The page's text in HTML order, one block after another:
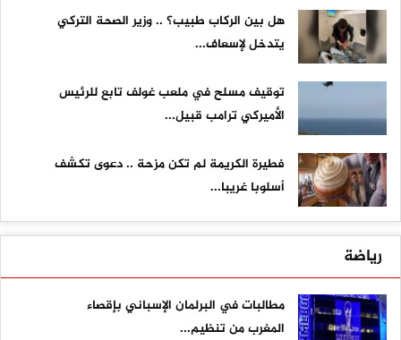
هل بين الركاب طبيب؟ .. وزير الصحة التركي
يتدخل لإسعاف...
توقيف مسلح في ملعب غولف تابع للرئيس
الأميركي ترامب قبيل...
فطيرة الكريمة لم تكن مزحة .. دعوى تكشف
أسلوبا غريبا...
رياضة
مطالبات في البرلمان الإسباني بإقصاء
المغرب من تنظيم...